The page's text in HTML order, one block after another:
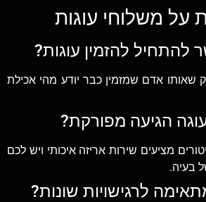
על משלוחי עוגות
להתחיל להזמין עוגות?
שאותו אדם שמזמין כבר יודע מהי אכילת
הגיעה מפורקת?
מציעים שירות אריזה איכותי ויש לכם
בעיה.
לרגישויות שונות?